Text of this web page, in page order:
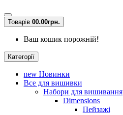
Товарів 00.00грн.
Ваш кошик порожній!
Категорії
new Новинки
Все для вишивки
Набори для вишивання
Dimensions
Пейзажі